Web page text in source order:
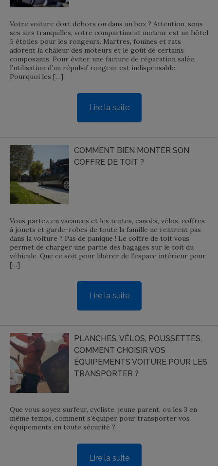
Votre voiture dort dehors ou dans un box ? Attention, sous
ses airs tranquilles, votre compartiment moteur est un hôtel
5 étoiles pour les rongeurs. Martres, fouines et rats
adorent la chaleur des moteurs et le goût de certains
composants. Pour éviter une facture de réparation salée,
l’utilisation d’un répulsif rongeur est indispensable.
Pourquoi les […]
Lire la suite
COMMENT BIEN MONTER SON
COFFRE DE TOIT ?
Vous partez en vacances et les tentes, canoës, vélos, coffres
à jouets et garde-robes de toute la famille ne rentrent pas
dans la voiture ? Pas de panique ! Le coffre de toit vous
permet de charger une partie des bagages sur le toit du
véhicule. Que ce soit pour libérer de l’espace intérieur pour
[…]
Lire la suite
PLANCHES, VÉLOS, POUSSETTES,
COMMENT CHOISIR VOS
ÉQUIPEMENTS VOITURE POUR LES
TRANSPORTER ?
Que vous soyez surfeur, cycliste, jeune parent, ou les 3 en
même temps, comment s’équiper pour transporter vos
équipements en toute sécurité ?
Lire la suite